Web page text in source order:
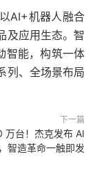
AI+机器人融合
及应用生态。智
智能，构筑一体
列、全场景布局
下一篇
台！杰克发布 AI
智造革命一触即发